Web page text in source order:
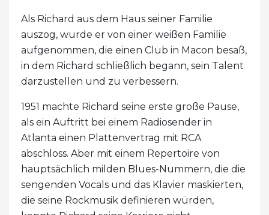
Als Richard aus dem Haus seiner Familie
auszog, wurde er von einer weißen Familie
aufgenommen, die einen Club in Macon besaß,
in dem Richard schließlich begann, sein Talent
darzustellen und zu verbessern.
1951 machte Richard seine erste große Pause,
als ein Auftritt bei einem Radiosender in
Atlanta einen Plattenvertrag mit RCA
abschloss. Aber mit einem Repertoire von
hauptsächlich milden Blues-Nummern, die die
sengenden Vocals und das Klavier maskierten,
die seine Rockmusik definieren würden,